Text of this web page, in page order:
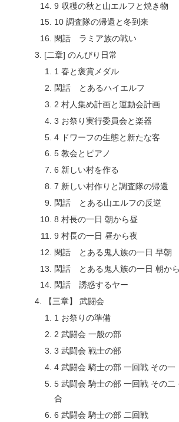
9 収穫の秋と山エルフと焼き物
10 調査隊の帰還と冬到来
閑話 ラミア族の戦い
[二章] のんびり日常
1 春と褒賞メダル
閑話 とあるハイエルフ
2 村人集め計画と運動会計画
3 お祭り実行委員会と楽器
4 ドワーフの生態と新たな客
5 教会とピアノ
6 新しい村を作る
7 新しい村作りと調査隊の帰還
閑話 とある山エルフの反逆
8 村長の一日 朝から昼
9 村長の一日 昼から夜
閑話 とある鬼人族の一日 早朝
閑話 とある鬼人族の一日 朝か
閑話 誘惑するヤー
【三章】 武闘会
1 お祭りの準備
2 武闘会 一般の部
3 武闘会 戦士の部
4 武闘会 騎士の部 一回戦 その一
5 武闘会 騎士の部 一回戦 その二
合
6 武闘会 騎士の部 二回戦